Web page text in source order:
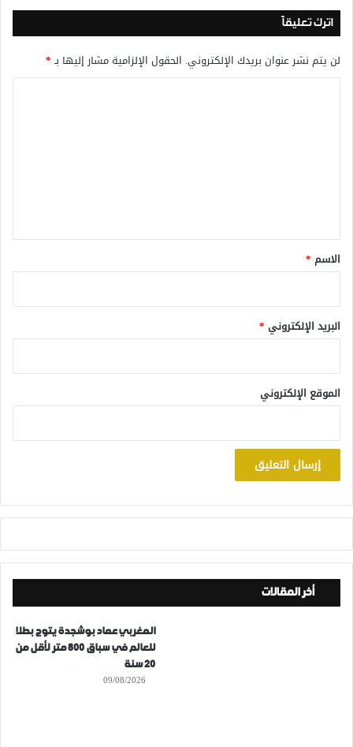
اترك تعليقاً
لن يتم نشر عنوان بريدك الإلكتروني. الحقول الإلزامية مشار إليها بـ*
*
الاسم *
البريد الإلكتروني *
الموقع الإلكتروني
أخر المقالات
المغربي عماد بوشجدة يتوج بطلا
للعالم في سباق 800 متر لأقل من
20 سنة
09/08/2026